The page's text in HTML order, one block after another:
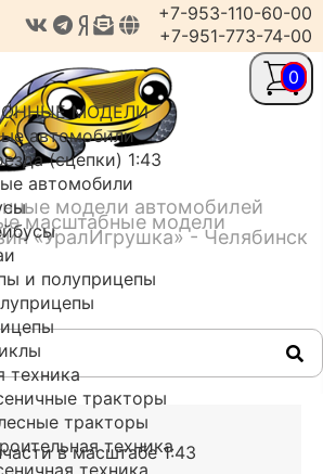
модели автомобилей
масштабные модели
«УралИгрушка» - Челябинск
+7-953-110-60-00
+7-951-773-74-00
МОДЕЛИ
автомобили
(сцепки) 1:43
автомобили
и полуприцепы
техника
тракторы
тракторы
техника
техника
в масштабе 1:43
0